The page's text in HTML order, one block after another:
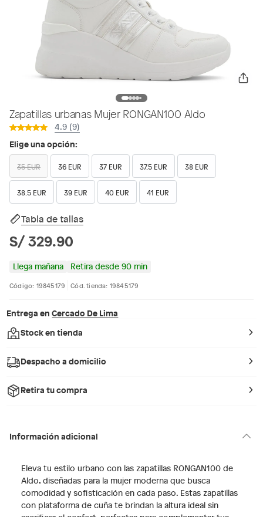
Zapatillas urbanas Mujer RONGAN100 Aldo
4.9 (9)
Elige una opción:
35 EUR 36 EUR 37 EUR 37.5 EUR 38 EUR
38.5 EUR 39 EUR 40 EUR 41 EUR
Tabla de tallas
S/ 329.90
Llega mañana Retira desde 90 min
Código: 19845179 Cód. tienda: 19845179
Entrega en Cercado De Lima
Stock en tienda
Despacho a domicilio
Retira tu compra
Información adicional
Eleva tu estilo urbano con las zapatillas RONGAN100 de
Aldo, diseñadas para la mujer moderna que busca
comodidad y sofisticación en cada paso. Estas zapatillas
con plataforma de cuña te brindan la altura ideal sin